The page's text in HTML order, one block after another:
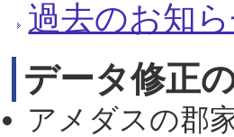
過去のお知
データ修正
アメダスの郡